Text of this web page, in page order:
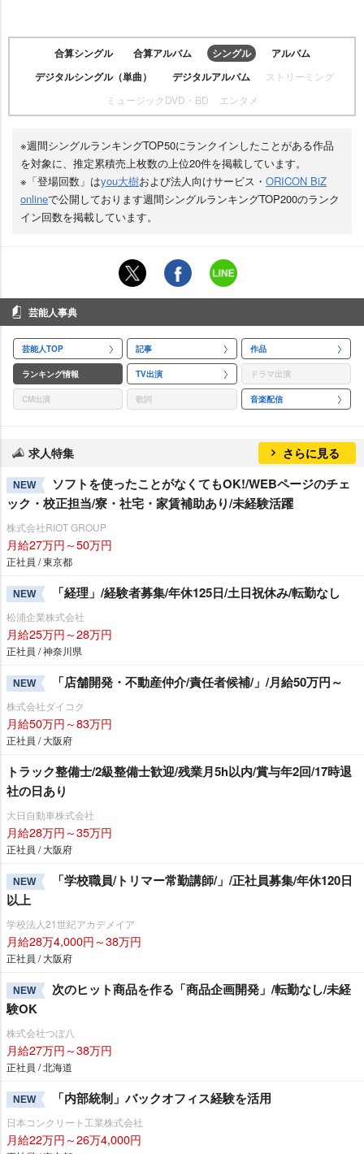
合算シングル 合算アルバム シングル
アルバム
デジタルシングル（単曲）
デジタルアルバム
ストリーミング
ミュージックDVD・BD
エンタメ
※週間シングルランキングTOP50にランクインしたことがある作品
を対象に、推定累積売上枚数の上位20件を掲載しています。
※「登場回数」はyou大樹および法人向けサービス・ ORICON BiZ
onlineで公開しております週間シングルランキングTOP200のランク
イン回数を掲載しています。
芸能人事典
芸能人TOP 記事 作品
ランキング情報 TV出演 ドラマ出演
CM出演 歌詞 音楽配信
求人特集 さらに見る
NEW
ソフトを使ったことがなくてもOK!/WEBページのチェ
ック・校正担当/寮・社宅・家賃補助あり/未経験活躍
株式会社RIOT GROUP
月給27万円～50万円
正社員 / 東京都
NEW 「経理」/経験者募集/年休125日/土日祝休み/転勤なし
松浦企業株式会社
月給25万円～28万円
正社員 / 神奈川県
NEW 「店舗開発・不動産仲介/責任者候補/」/月給50万円～
株式会社ダイコク
月給50万円～83万円
正社員 / 大阪府
トラック整備士/2級整備士歓迎/残業月5h以内/賞与年2回/17時退
社の日あり
大日自動車株式会社
月給28万円～35万円
正社員 / 大阪府
NEW
「学校職員/トリマー常勤講師/」/正社員募集/年休120日
以上
学校法人21世紀アカデメイア
月給28万4,000円～38万円
正社員 / 大阪府
NEW
次のヒット商品を作る「商品企画開発」/転勤なし/未経
験OK
株式会社つぼ八
月給27万円～38万円
正社員 / 北海道
NEW 「内部統制」バックオフィス経験を活用
日本コンクリート工業株式会社
月給22万円～26万4,000円